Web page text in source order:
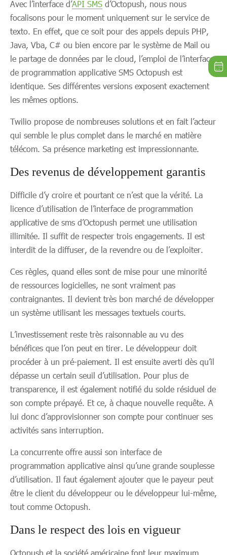
Avec l’interface d’API SMS d’Octopush, nous nous
focalisons pour le moment uniquement sur le service de
texto. En effet, que ce soit pour des appels depuis PHP,
Java, Vba, C# ou bien encore par le système de Mail ou
le partage de données par le cloud, l’emploi de l’interface
de programmation applicative SMS Octopush est
identique. Ses différentes versions exposent exactement
les mêmes options.
Twilio propose de nombreuses solutions et en fait l’acteur
qui semble le plus complet dans le marché en matière
télécom. Sa présence marketing est impressionnante.
Des revenus de développement garantis
Difficile d’y croire et pourtant ce n’est que la vérité. La
licence d’utilisation de l’interface de programmation
applicative de sms d’Octopush permet une utilisation
illimitée. Il suffit de respecter trois engagements. Il est
interdit de la diffuser, de la revendre ou de l’exploiter.
Ces règles, quand elles sont de mise pour une minorité
de ressources logicielles, ne sont vraiment pas
contraignantes. Il devient très bon marché de développer
un système utilisant les messages textuels courts.
L’investissement reste très raisonnable au vu des
bénéfices que l’on peut en tirer. Le développeur doit
procéder à un pré-paiement. Il est ensuite averti dès qu’il
dépasse un certain seuil d’utilisation. Pour plus de
transparence, il est également notifié du solde résiduel de
son compte prépayé. Et ce, à chaque nouvelle requête. A
lui donc d’approvisionner son compte pour continuer ses
activités sans interruption.
La concurrente offre aussi son interface de
programmation applicative ainsi qu’une grande souplesse
d’utilisation. Il faut également ajouter que le payeur peut
être le client du développeur ou le développeur lui-même,
tout comme Octopush.
Dans le respect des lois en vigueur
Octopush et la société américaine font leur maximum